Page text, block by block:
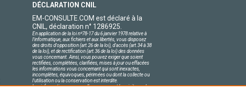
DÉCLARATION CNIL
EM-CONSULTE.COM est déclaré à la
CNIL, déclaration n° 1286925.
En application de la loi nº78-17 du 6 janvier 1978 relative à
l'informatique, aux fichiers et aux libertés, vous disposez
des droits d'opposition (art.26 de la loi), d'accès (art.34 à 38
de la loi), et de rectification (art.36 de la loi) des données
vous concernant. Ainsi, vous pouvez exiger que soient
rectifiées, complétées, clarifiées, mises à jour ou effacées
les informations vous concernant qui sont inexactes,
incomplètes, équivoques, périmées ou dont la collecte ou
l'utilisation ou la conservation est interdite.
Les informations personnelles concernant les visiteurs de